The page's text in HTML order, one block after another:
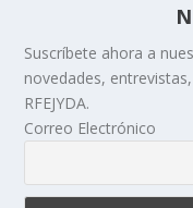
Suscríbete ahora a
novedades,
RFEJYDA.
Correo Electrónico